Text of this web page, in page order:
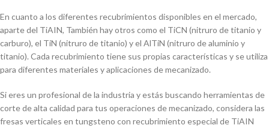
En cuanto a los diferentes recubrimientos disponibles en el mercado,
aparte del TiAIN, También hay otros como el TiCN (nitruro de titanio y
carburo), el TiN (nitruro de titanio) y el AlTiN (nitruro de aluminio y
titanio). Cada recubrimiento tiene sus propias caracterí­sticas y se utiliza
para diferentes materiales y aplicaciones de mecanizado.
Si eres un profesional de la industria y estás buscando herramientas de
corte de alta calidad para tus operaciones de mecanizado, considera las
fresas verticales en tungsteno con recubrimiento especial de TiAIN